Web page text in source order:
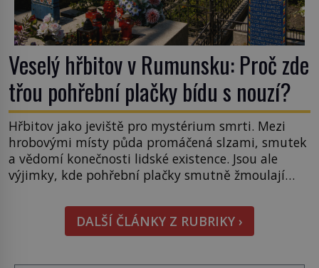
Veselý hřbitov v Rumunsku: Proč zde
třou pohřební plačky bídu s nouzí?
Hřbitov jako jeviště pro mystérium smrti. Mezi
hrobovými místy půda promáčená slzami, smutek
a vědomí konečnosti lidské existence. Jsou ale
výjimky, kde pohřební plačky smutně žmoulají
pohledu na výši vyměřené podpory
v nezaměstnanosti. Kam vás pozveme? Unikátní
hřbitov, který si vysloužil název „Veselý“, najdeme
DALŠÍ ČLÁNKY Z RUBRIKY ›